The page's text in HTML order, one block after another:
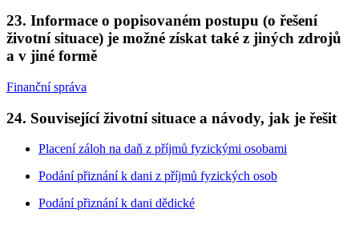
23. Informace o popisovaném postupu (o řešení
životní situace) je možné získat také z jiných zdrojů
a v jiné formě
Finanční správa
24. Související životní situace a návody, jak je řešit
Placení záloh na daň z příjmů fyzickými osobami
Podání přiznání k dani z příjmů fyzických osob
Podání přiznání k dani dědické